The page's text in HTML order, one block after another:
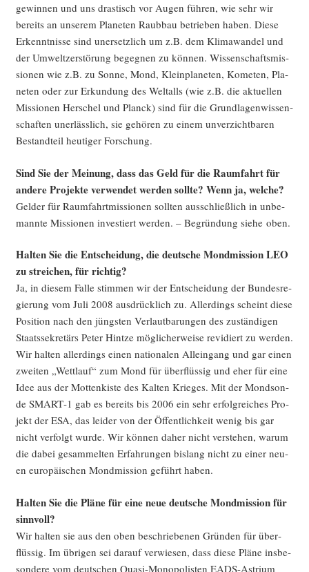
gewin­nen und uns dras­tisch vor Augen füh­ren, wie sehr wir
bereits an unse­rem Pla­ne­ten Raub­bau betrie­ben haben. Die­se
Erkennt­nis­se sind uner­setz­lich um z.B. dem Kli­ma­wan­del und
der Umwelt­zer­stö­rung begeg­nen zu kön­nen. Wis­sen­schafts­mis­
sio­nen wie z.B. zu Son­ne, Mond, Klein­pla­ne­ten, Kome­ten, Pla­
ne­ten oder zur Erkun­dung des Welt­alls (wie z.B. die aktu­el­len
Mis­sio­nen Her­schel und Planck) sind für die Grund­la­gen­wis­sen­
schaf­ten uner­läss­lich, sie gehö­ren zu einem unver­zicht­ba­ren
Bestand­teil heu­ti­ger Forschung.
Sind Sie der Mei­nung, dass das Geld für die Raum­fahrt für
ande­re Pro­jek­te ver­wen­det wer­den soll­te? Wenn ja, welche?
Gel­der für Raum­fahrt­mis­sio­nen soll­ten aus­schließ­lich in unbe­
mann­te Mis­sio­nen inves­tiert wer­den. – Begrün­dung sie­he oben.
Hal­ten Sie die Ent­schei­dung, die deut­sche Mond­mis­si­on LEO
zu strei­chen, für richtig?
Ja, in die­sem Fal­le stim­men wir der Ent­schei­dung der Bun­des­re­
gie­rung vom Juli 2008 aus­drück­lich zu. Aller­dings scheint die­se
Posi­ti­on nach den jüngs­ten Ver­laut­ba­run­gen des zustän­di­gen
Staats­se­kre­tärs Peter Hint­ze mög­li­cher­wei­se revi­diert zu wer­den.
Wir hal­ten aller­dings einen natio­na­len Allein­gang und gar einen
zwei­ten „Wett­lauf“ zum Mond für über­flüs­sig und eher für eine
Idee aus der Mot­ten­kis­te des Kal­ten Krie­ges. Mit der Mond­son­
de SMART‑1 gab es bereits bis 2006 ein sehr erfolg­rei­ches Pro­
jekt der ESA, das lei­der von der Öffent­lich­keit wenig bis gar
nicht ver­folgt wur­de. Wir kön­nen daher nicht ver­ste­hen, war­um
die dabei gesam­mel­ten Erfah­run­gen bis­lang nicht zu einer neu­
en euro­päi­schen Mond­mis­si­on geführt haben.
Hal­ten Sie die Plä­ne für eine neue deut­sche Mond­mis­si­on für
sinnvoll?
Wir hal­ten sie aus den oben beschrie­be­nen Grün­den für über­
flüs­sig. Im übri­gen sei dar­auf ver­wie­sen, dass die­se Plä­ne ins­be­
son­de­re vom deut­schen Qua­si-Mono­po­lis­ten EADS-Astri­um